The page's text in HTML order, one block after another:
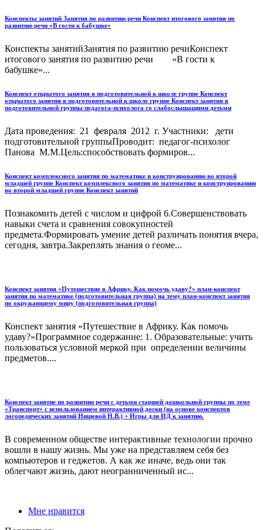
Конспекты занятий Занятия по развитию речи Конспект итогового занятия по
развитию речи «В гости к бабушке»
Конспекты занятийЗанятия по развитию речиКонспект
итогового занятия по развитию речи «В гости к
бабушке»...
Конспект открытого занятия в подготовительной к школе группе Конспект
открытого занятия в подготовительной к школе группе Конспект занятия в
подготовительной группы педагога-психолога со слабослышащими детьми
Дата проведения: 21 февраля 2012 г. Участники: дети
подготовительной группыПроводит: педагог-психолог
Панова М.М.Цель:способствовать формиров...
Конспект комплексного занятия по математике и конструированию во второй
младшей группе Конспект комплексного занятия по математике и конструированию
во второй младшей группе Конспект занятий
Познакомить детей с числом и цифрой 6.Совершенствовать
навыки счета и сравнения совокупностей
предмета.Формировать умение детей различать понятия вчера,
сегодня, завтра.Закреплять знания о геоме...
Конспект занятия «Путешествие в Африку. Как помочь удаву?» план-конспект
занятия по математике (подготовительная группа) на тему план-конспект занятия
по окружающему миру (подготовительная группа)
Конспект занятия «Путешествие в Африку. Как помочь
удаву?»Программное содержание: 1. Образовательные: учить
пользоваться условной меркой при определении величины
предметов....
Конспект занятие по развитию речи с детьми старшей дошкольной группы по теме
«Транспорт» с использованием интерактивной доски (на основе конспектов
логопедических занятий Нищевой Н.В.) + Игры для ИД к занятию.
В современном обществе интерактивные технологии прочно
вошли в нашу жизнь. Мы уже на представляем себя без
компьютеров и геджетов. А как же иначе, ведь они так
облегчают жизнь, дают неогранниченный ис...
Мне нравится